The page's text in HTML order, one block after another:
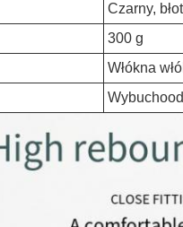
Czarny,
300 g
Włókna